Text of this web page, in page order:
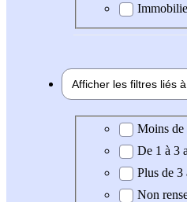
Afficher les filtres liés
ExpérienceMoins de
De 1 à 3
Plus de 3
Non